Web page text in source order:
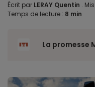
Écrit par LERAY Quentin .
Temps de lecture : 8 min
La promesse